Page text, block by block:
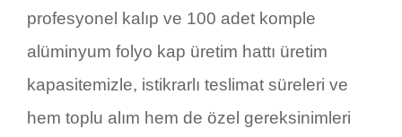
profesyonel kalıp ve 100 adet komple
alüminyum folyo kap üretim hattı üretim
kapasitemizle, istikrarlı teslimat süreleri ve
hem toplu alım hem de özel gereksinimleri